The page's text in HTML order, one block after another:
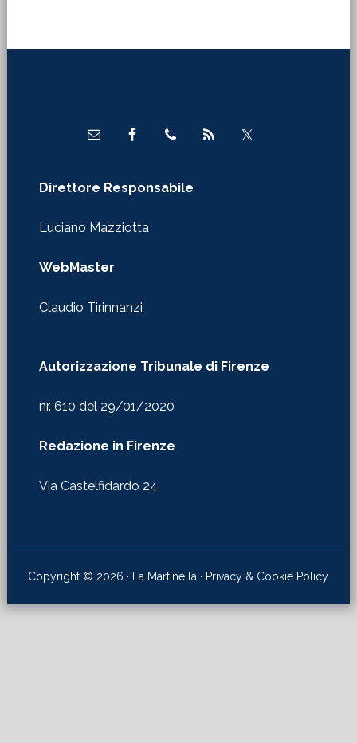
Direttore Responsabile
Luciano Mazziotta
WebMaster
Claudio Tirinnanzi
Autorizzazione Tribunale di Firenze
nr. 610 del 29/01/2020
Redazione in Firenze
Via Castelfidardo 24
Copyright © 2026 · La Martinella · Privacy & Cookie Policy